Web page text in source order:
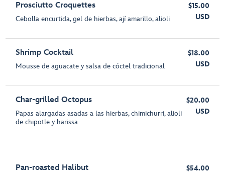
Prosciutto Croquettes
Cebolla encurtida, gel de hierbas, ají amarillo, alioli
$15.00
USD
Shrimp Cocktail
Mousse de aguacate y salsa de cóctel tradicional
$18.00
USD
Char-grilled Octopus
Papas alargadas asadas a las hierbas, chimichurri, alioli
de chipotle y harissa
$20.00
USD
Pan-roasted Halibut
$54.00